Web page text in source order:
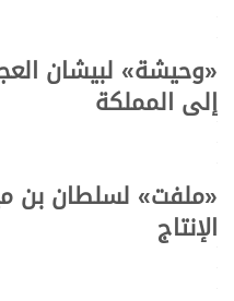
«وحيشة» لبيشان
إلى المملكة
«ملفت» لسلطان بن
الإنتاج